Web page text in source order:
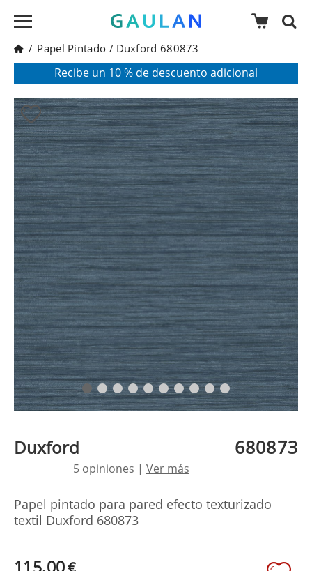
/ Papel Pintado / Duxford 680873
Pon en tu cesta el código:AGOSTO2026
Recibe un 10 % de descuento adicional
* Válido para pedidos superiores a 120€
Duxford 680873
5 opiniones | Ver más
Papel pintado para pared efecto texturizado
textil Duxford 680873
€